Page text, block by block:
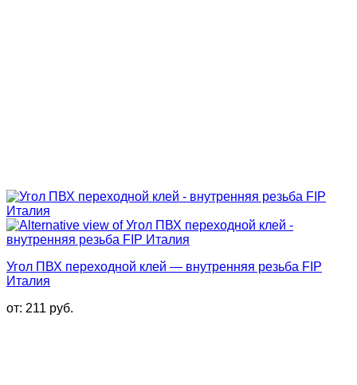
Угол ПВХ переходной клей — внутренняя резьба FIP
Италия
от: 211 руб.